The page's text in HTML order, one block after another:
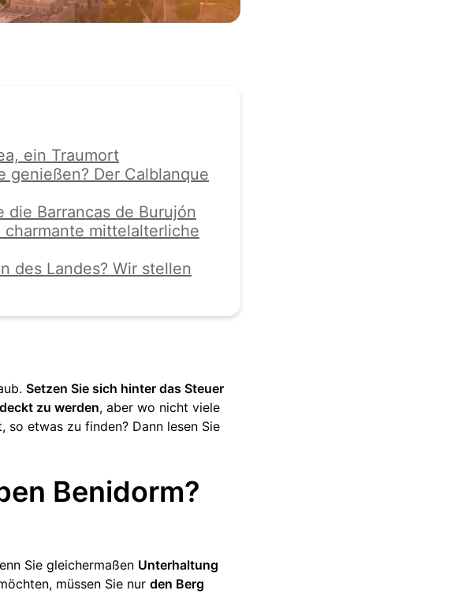
ein Traumort
genießen? Der Calblanque
die Barrancas de Burujón
mittelalterliche
des Landes? Wir stellen
Setzen Sie sich hinter das Steuer
zu werden, aber wo nicht viele
so etwas zu finden? Dann lesen Sie
Benidorm?
Sie gleichermaßen Unterhaltung
müssen Sie nur den Berg